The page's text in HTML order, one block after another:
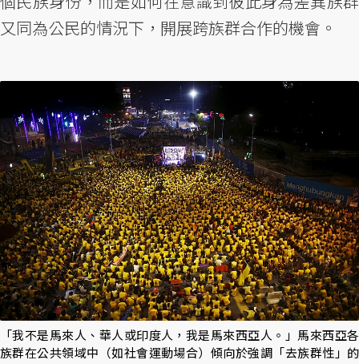
又同為公民的情況下，開展跨族群合作的機會。
「我不是馬來人、華人或印度人，我是馬來西亞人。」馬來西亞各
族群在公共領域中（如社會運動場合）傾向於強調「去族群性」的